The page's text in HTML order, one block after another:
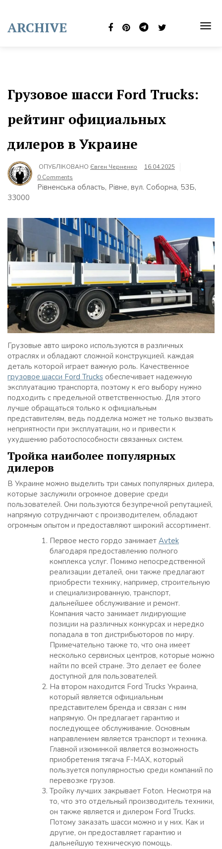
content
ARCHIVE
Грузовое шасси Ford Trucks:
рейтинг официальных
дилеров в Украине
ОПУБЛІКОВАНО Євген Черненко
16.04.2025
0 Comments
Рівненська область, Рівне, вул. Соборна, 53Б,
33000
Грузовые авто широко используются в различных
отраслях и обладают сложной конструкцией. каждая
деталь которой играет важную роль. Качественное
грузовое шасси Ford Trucks обеспечивает надежную
эксплуатацию транспорта, поэтому к его выбору нужно
подходить с предельной ответственностью. Для этого
лучше обращаться только к официальным
представителям, ведь подделка может не только вызвать
неприятности при эксплуатации, но и привести к
ухудшению работоспособности связанных систем.
Тройка наиболее популярных
дилеров
В Украине можно выделить три самых популярных дилера,
которые заслужили огромное доверие среди
пользователей. Они пользуются безупречной репутацией,
напрямую сотрудничают с производителем, обладают
огромным опытом и предоставляют широкий ассортимент.
Первое место гордо занимает Avtek
благодаря предоставлению полного
комплекса услуг. Помимо непосредственной
реализации деталей, они также предлагают
приобрести технику, например, строительную
и специализированную, транспорт,
дальнейшее обслуживание и ремонт.
Компания часто занимает лидирующие
позиции на различных конкурсах и нередко
попадала в топ дистрибьюторов по миру.
Примечательно также то, что она имеет
несколько сервисных центров, которые можно
найти по всей стране. Это делает ее более
доступной для пользователей.
На втором находится Ford Trucks Украина,
который является официальным
представителем бренда и связан с ним
напрямую. Он предлагает гарантию и
последующее обслуживание. Основным
направлением является транспорт и техника.
Главной изюминкой является возможность
приобретения тягача F-MAX, который
пользуется популярностью среди компаний по
перевозке грузов.
Тройку лучших закрывает Foton. Несмотря на
то, что это отдельный производитель техники,
он также является и дилером Ford Trucks.
Потому заказать шасси можно и у них. Как и
другие, он предоставляет гарантию и
дальнейшую техническую помощь.